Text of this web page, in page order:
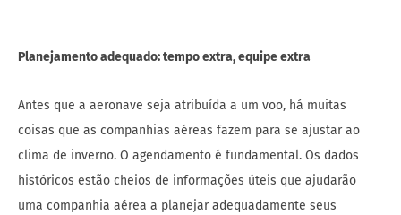
Planejamento adequado: tempo extra, equipe extra
Antes que a aeronave seja atribuída a um voo, há muitas
coisas que as companhias aéreas fazem para se ajustar ao
clima de inverno. O agendamento é fundamental. Os dados
históricos estão cheios de informações úteis que ajudarão
uma companhia aérea a planejar adequadamente seus